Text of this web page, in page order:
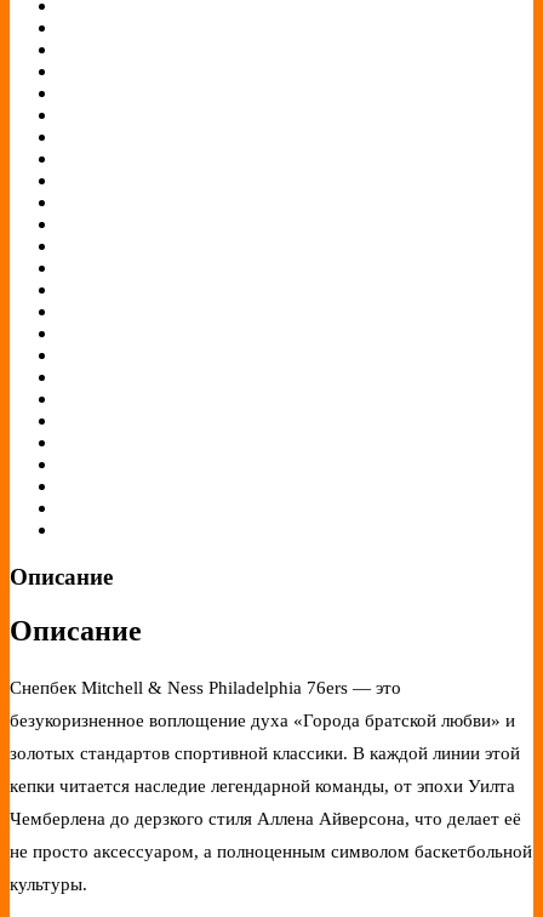
Описание
Описание
Снепбек Mitchell & Ness Philadelphia 76ers — это
безукоризненное воплощение духа «Города братской любви» и
золотых стандартов спортивной классики. В каждой линии этой
кепки читается наследие легендарной команды, от эпохи Уилта
Чемберлена до дерзкого стиля Аллена Айверсона, что делает её
не просто аксессуаром, а полноценным символом баскетбольной
культуры.